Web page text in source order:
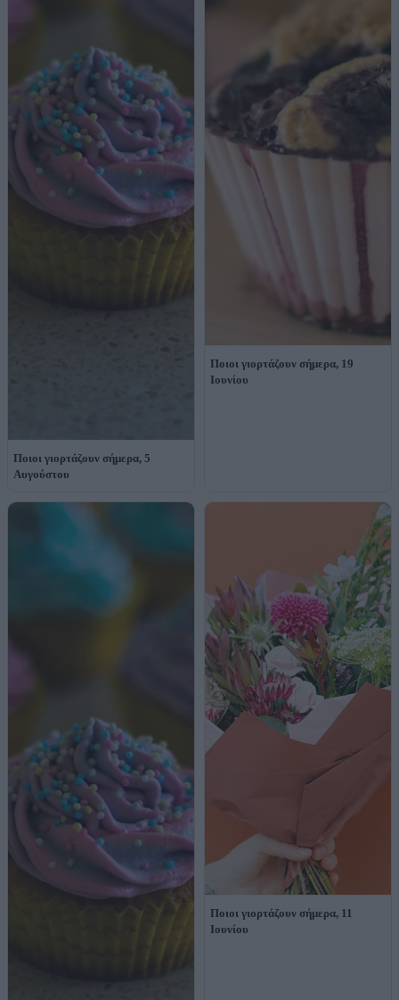
Ποιοι γιορτάζουν σήμερα, 5
Αυγούστου
Ποιοι γιορτάζουν σήμερα, 19
Ιουνίου
Ποιοι γιορτάζουν σήμερα, 11
Ιουνίου